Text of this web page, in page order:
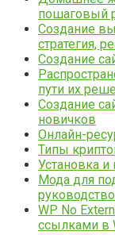
пошаговый
Создание
стратегия,
Создание
пути их
Создание
новичков
Онлайн-
Типы
Установка и
Мода для
WP No
ссылками в